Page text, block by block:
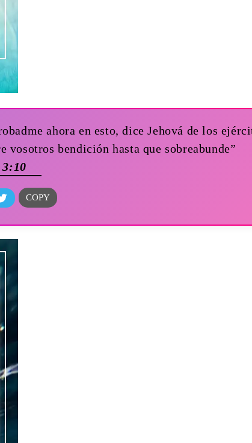
ahora en esto, dice Jehová de los
vosotros bendición hasta que sobreabunde”